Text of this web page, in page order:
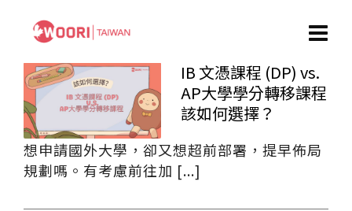
IB 文憑課程 (DP) vs.
AP大學學分轉移課程
該如何選擇？
想申請國外大學，卻又想超前部署，提早佈局
規劃嗎。有考慮前往加 [...]